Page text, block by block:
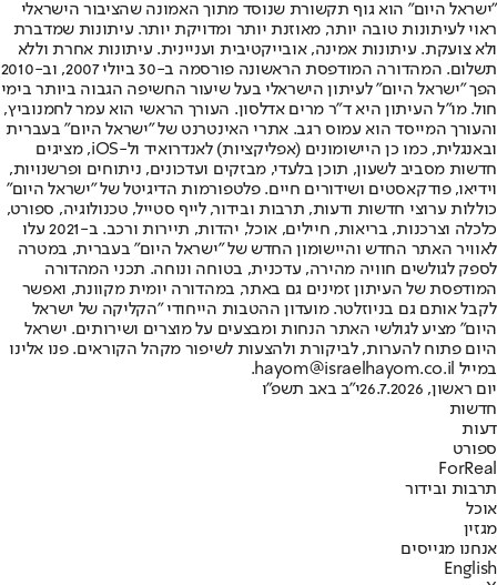
"ישראל היום" הוא גוף תקשורת שנוסד מתוך האמונה שהציבור הישראלי
ראוי לעיתונות טובה יותר, מאוזנת יותר ומדויקת יותר. עיתונות שמדברת
ולא צועקת. עיתונות אמינה, אובייקטיבית ועניינית. עיתונות אחרת וללא
תשלום. המהדורה המודפסת הראשונה פורסמה ב-30 ביולי 2007, וב-2010
הפך "ישראל היום" לעיתון הישראלי בעל שיעור החשיפה הגבוה ביותר בימי
חול. מו"ל העיתון היא ד"ר מרים אדלסון. העורך הראשי הוא עמר לחמנוביץ,
והעורך המייסד הוא עמוס רגב. אתרי האינטרנט של "ישראל היום" בעברית
ובאנגלית, כמו כן היישומונים (אפליקציות) לאנדרואיד ול-iOS, מציגים
חדשות מסביב לשעון, תוכן בלעדי, מבזקים ועדכונים, ניתוחים ופרשנויות,
וידיאו, פודקאסטים ושידורים חיים. פלטפורמות הדיגיטל של "ישראל היום"
כוללות ערוצי חדשות ודעות, תרבות ובידור, לייף סטייל, טכנולוגיה, ספורט,
כלכלה וצרכנות, בריאות, חיילים, אוכל, יהדות, תיירות ורכב. ב-2021 עלו
לאוויר האתר החדש והיישומון החדש של "ישראל היום" בעברית, במטרה
לספק לגולשים חוויה מהירה, עדכנית, בטוחה ונוחה. תכני המהדורה
המודפסת של העיתון זמינים גם באתר, במהדורה יומית מקוונת, ואפשר
לקבל אותם גם בניוזלטר. מועדון ההטבות הייחודי "הקליקה של ישראל
היום" מציע לגולשי האתר הנחות ומבצעים על מוצרים ושירותים. ישראל
היום פתוח להערות, לביקורת ולהצעות לשיפור מקהל הקוראים. פנו אלינו
במייל hayom@israelhayom.co.il.
יום ראשון, 26.7.2026
י"ב באב תשפ"ו
חדשות
דעות
ספורט
ForReal
תרבות ובידור
אוכל
מגזין
אנחנו מגייסים
English